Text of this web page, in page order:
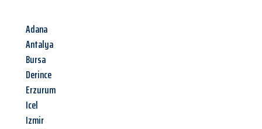
Adana
Antalya
Bursa
Derince
Erzurum
Icel
Izmir